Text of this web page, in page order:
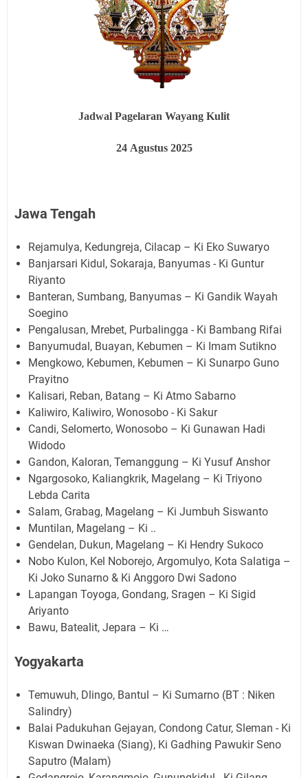
Jadwal Pagelaran Wayang Kulit
24 Agustus 2025
Jawa Tengah
Rejamulya, Kedungreja, Cilacap – Ki Eko Suwaryo
Banjarsari Kidul, Sokaraja, Banyumas - Ki Guntur
Riyanto
Banteran, Sumbang, Banyumas – Ki Gandik Wayah
Soegino
Pengalusan, Mrebet, Purbalingga - Ki Bambang Rifai
Banyumudal, Buayan, Kebumen – Ki Imam Sutikno
Mengkowo, Kebumen, Kebumen – Ki Sunarpo Guno
Prayitno
Kalisari, Reban, Batang – Ki Atmo Sabarno
Kaliwiro, Kaliwiro, Wonosobo - Ki Sakur
Candi, Selomerto, Wonosobo – Ki Gunawan Hadi
Widodo
Gandon, Kaloran, Temanggung – Ki Yusuf Anshor
Ngargosoko, Kaliangkrik, Magelang – Ki Triyono
Lebda Carita
Salam, Grabag, Magelang – Ki Jumbuh Siswanto
Muntilan, Magelang – Ki ..
Gendelan, Dukun, Magelang – Ki Hendry Sukoco
Nobo Kulon, Kel Noborejo, Argomulyo, Kota Salatiga –
Ki Joko Sunarno & Ki Anggoro Dwi Sadono
Lapangan Toyoga, Gondang, Sragen – Ki Sigid
Ariyanto
Bawu, Batealit, Jepara – Ki …
Yogyakarta
Temuwuh, Dlingo, Bantul – Ki Sumarno (BT : Niken
Salindry)
Balai Padukuhan Gejayan, Condong Catur, Sleman - Ki
Kiswan Dwinaeka (Siang), Ki Gadhing Pawukir Seno
Saputro (Malam)